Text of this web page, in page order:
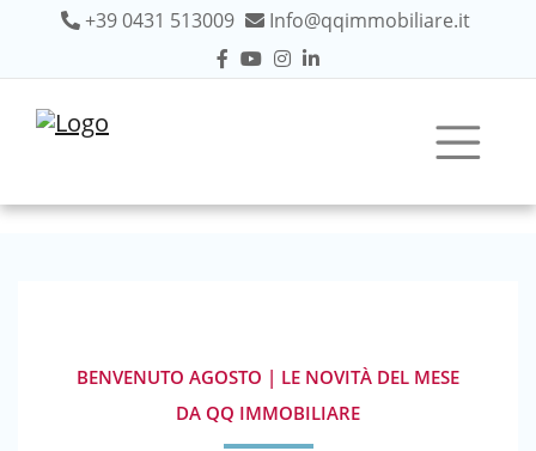
+39 0431 513009 Info@qqimmobiliare.it
BENVENUTO AGOSTO | LE NOVITÀ DEL MESE
DA QQ IMMOBILIARE